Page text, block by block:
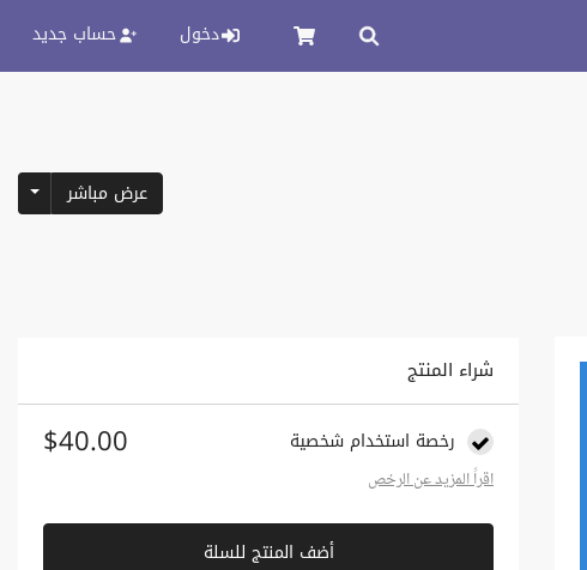
دخول حساب جديد
عرض مباشر
شراء المنتج
رخصة استخدام شخصية $40.00
اقراً المزيد عن الرخص
أضف المنتج للسلة